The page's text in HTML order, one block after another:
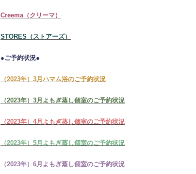
Creema（クリーマ）
STORES（ストアーズ）
●ご予約状況●
（2023年）3月ハマム浴のご予約状況
（2023年）3月よもぎ蒸し個室のご予約状況
（2023年）4月よもぎ蒸し個室のご予約状況
（2023年）5月よもぎ蒸し個室のご予約状況
（2023年）6月よもぎ蒸し個室のご予約状況